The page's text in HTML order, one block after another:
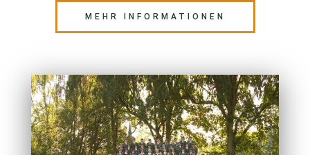
MEHR INFORMATIONEN